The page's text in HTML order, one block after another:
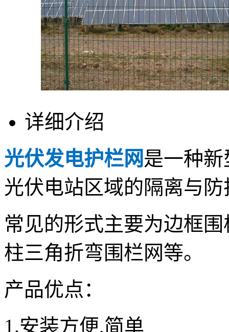
详细介绍
光伏发电护栏网是一种
光伏电站区域的隔离与
常见的形式主要为边框
柱三角折弯围栏网等。
产品优点：
1.安装方便,简单